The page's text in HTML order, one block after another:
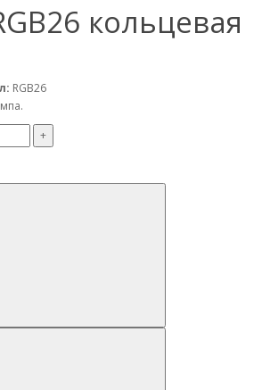
кольцевая
RGB26
+